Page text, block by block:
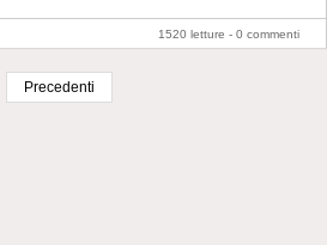
1520 letture - 0 commenti
Precedenti